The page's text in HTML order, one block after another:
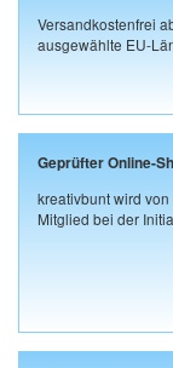
Versandkostenfrei
ausgewählte EU-
Geprüfter Online-
kreativbunt wird
Mitglied bei der